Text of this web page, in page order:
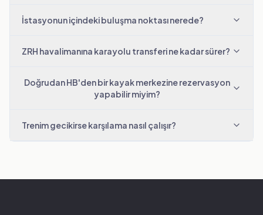
İstasyonun içindeki buluşma noktası nerede?
ZRH havalimanına karayolu transferi ne kadar sürer?
Doğrudan HB'den bir kayak merkezine rezervasyon
yapabilir miyim?
Trenim gecikirse karşılama nasıl çalışır?